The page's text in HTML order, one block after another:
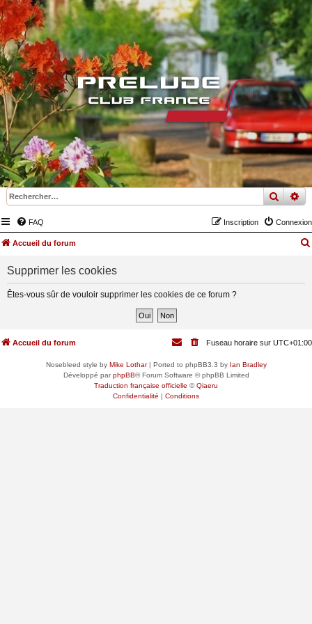
FAQ Connexion
Inscription
Accueil du forum
Supprimer les cookies
Êtes-vous sûr de vouloir supprimer les cookies de ce forum ?
Accueil du forum Fuseau horaire sur UTC+01:00
Nosebleed style by Mike Lothar| Ported to phpBB3.3 by Ian Bradley
Développé parphpBB® Forum Software © phpBB Limited
Traduction française officielle ©Qiaeru
Confidentialité | Conditions